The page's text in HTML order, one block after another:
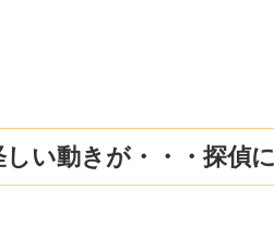
い動きが・・・探偵